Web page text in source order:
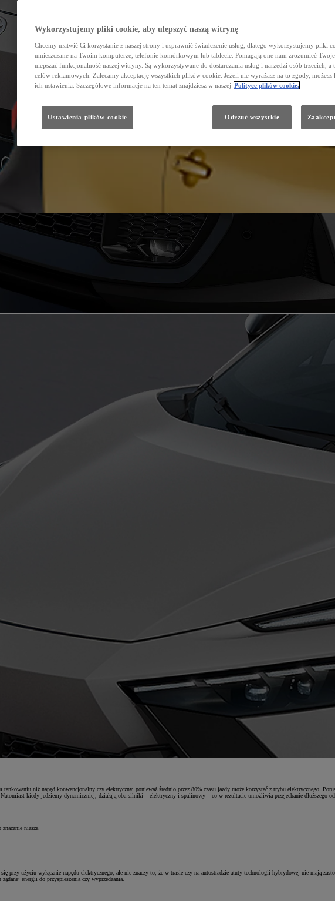
tankowaniu niż napęd konwencjonalny czy elektryczny, ponieważ średnio przez 80% czasu jazdy może korzystać z trybu elektrycznego.
kiedy jedziemy dynamiczniej, działają oba silniki – elektryczny i spalinowy – co w rezultacie umożliwia przejechanie dłuższego
niższe.
przy użyciu wyłącznie napędu elektrycznego, ale nie znaczy to, że w trasie czy na autostradzie atuty technologii hybrydowej nie mają
energii do przyspieszenia czy wyprzedzania.
Wykorzystujemy pliki cookie, aby ulepszyć naszą witrynę
Chcemy ułatwić Ci korzystanie z naszej strony i usprawnić świadczenie usług, dlatego wykorzystujemy pliki
umieszczane na Twoim komputerze, telefonie komórkowym lub tablecie. Pomagają one nam zrozumieć
ulepszać funkcjonalność naszej witryny. Są wykorzystywane do dostarczania usług i narzędzi osób trzecich, a
celów reklamowych. Zalecamy akceptację wszystkich plików cookie. Jeżeli nie wyrażasz na to zgody, możesz
ich ustawienia. Szczegółowe informacje na ten temat znajdziesz w naszej Polityce plików cookie.
Ustawienia plików cookie Odrzuć wszystkie